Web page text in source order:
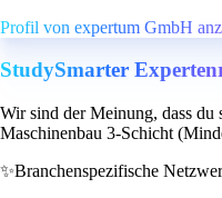
Profil von expertum GmbH
StudySmarter
Wir sind der Meinung, dass
Maschinenbau 3-Schicht
✨Branchenspezifische